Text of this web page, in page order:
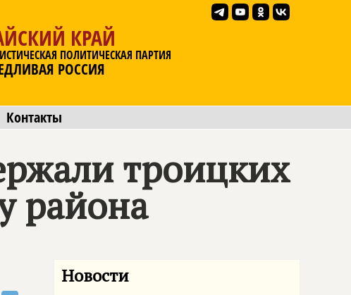
КРАЙ
ПОЛИТИЧЕСКАЯ ПАРТИЯ
РОССИЯ
Контакты
троицких
района
Новости